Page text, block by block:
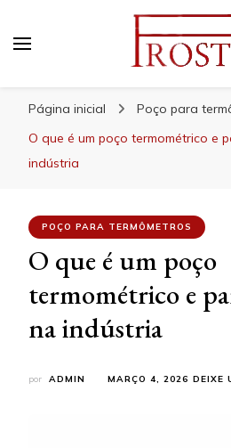
Página inicial
Poço para
O que é um poço termométrico e
indústria
POÇO PARA TERMÔMETROS
O que é um poço
termométrico e
na indústria
por ADMIN MARÇO 4, 2026 DEIXE